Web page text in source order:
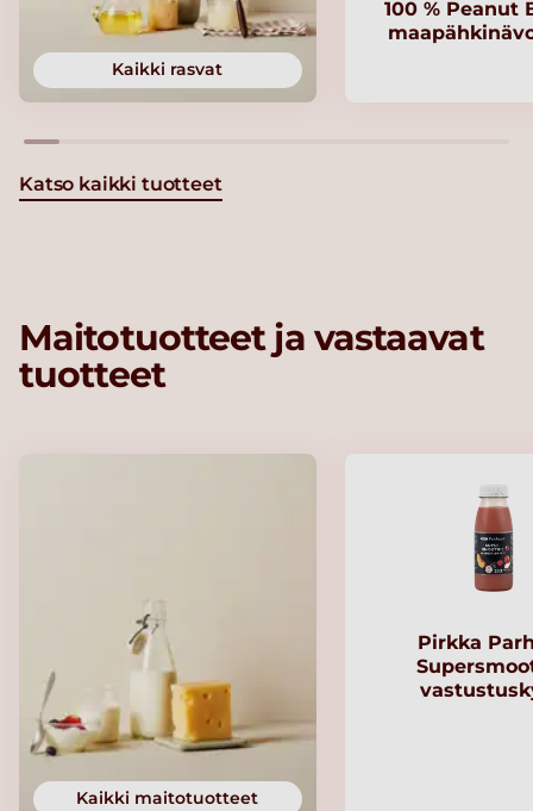
Kaikki rasvat
100 % Peanut
Katso kaikki tuotteet
Maitotuotteet ja vastaavat
tuotteet
Kaikki maitotuotteet
Pirkka